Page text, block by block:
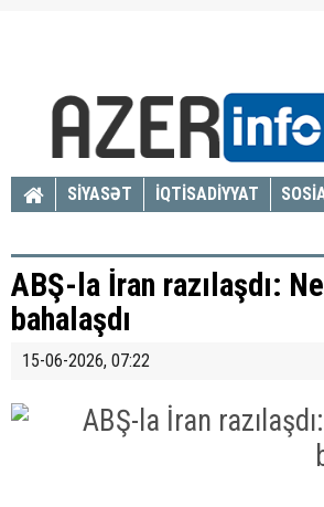
SİYASƏT İQTİSADİYYAT
ABŞ-la İran razılaşdı:
bahalaşdı
15-06-2026, 07:22